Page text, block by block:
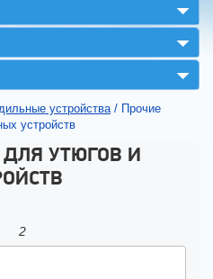
▼
▼
▼
устройства/ Прочие
устройств
УТЮГОВ И
2